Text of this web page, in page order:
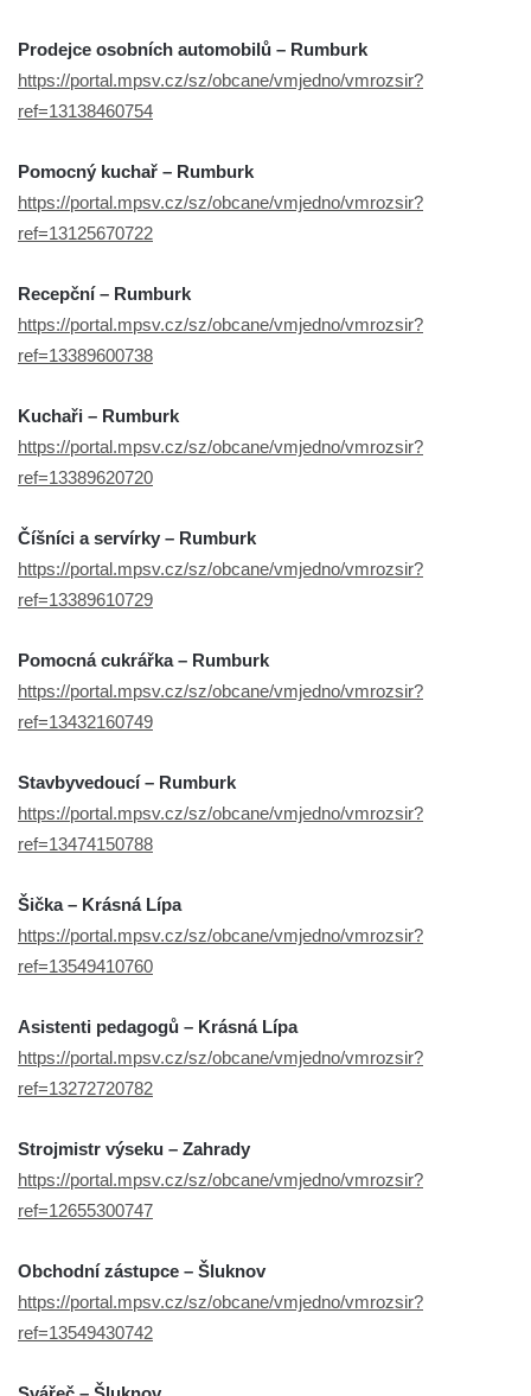
Prodejce osobních automobilů – Rumburk
https://portal.mpsv.cz/sz/obcane/vmjedno/vmrozsir?
ref=13138460754
Pomocný kuchař – Rumburk
https://portal.mpsv.cz/sz/obcane/vmjedno/vmrozsir?
ref=13125670722
Recepční – Rumburk
https://portal.mpsv.cz/sz/obcane/vmjedno/vmrozsir?
ref=13389600738
Kuchaři – Rumburk
https://portal.mpsv.cz/sz/obcane/vmjedno/vmrozsir?
ref=13389620720
Číšníci a servírky – Rumburk
https://portal.mpsv.cz/sz/obcane/vmjedno/vmrozsir?
ref=13389610729
Pomocná cukrářka – Rumburk
https://portal.mpsv.cz/sz/obcane/vmjedno/vmrozsir?
ref=13432160749
Stavbyvedoucí – Rumburk
https://portal.mpsv.cz/sz/obcane/vmjedno/vmrozsir?
ref=13474150788
Šička – Krásná Lípa
https://portal.mpsv.cz/sz/obcane/vmjedno/vmrozsir?
ref=13549410760
Asistenti pedagogů – Krásná Lípa
https://portal.mpsv.cz/sz/obcane/vmjedno/vmrozsir?
ref=13272720782
Strojmistr výseku – Zahrady
https://portal.mpsv.cz/sz/obcane/vmjedno/vmrozsir?
ref=12655300747
Obchodní zástupce – Šluknov
https://portal.mpsv.cz/sz/obcane/vmjedno/vmrozsir?
ref=13549430742